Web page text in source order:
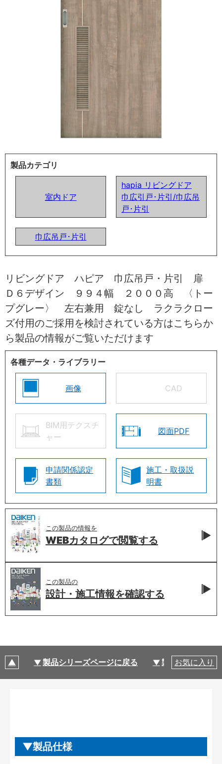
製品カテゴリ
室内ドア
hapia リビングドア
巾広引戸･片引/巾広吊
戸･片引
巾広吊戸･片引
リビングドア ハピア 巾広吊戸・片引 扉
Ｄ６デザイン ９９４幅 ２０００高 〈トー
プグレー〉 左右兼用 錠なし ラクラクロー
ズ付用のご採用を検討されている方はこちらか
ら製品の情報がご覧いただけます
各種データ・ライブラリー
画像 CAD
BIM用テクスチ
ャー
図面PDF
申請関係認定
書類
施工・取扱説
明書
この製品の情報を
WEBカタログで閲覧する
この製品の
設計・施工情報を確認する
製品シリーズページに戻る 製品仕様
お気に入り
製品仕様